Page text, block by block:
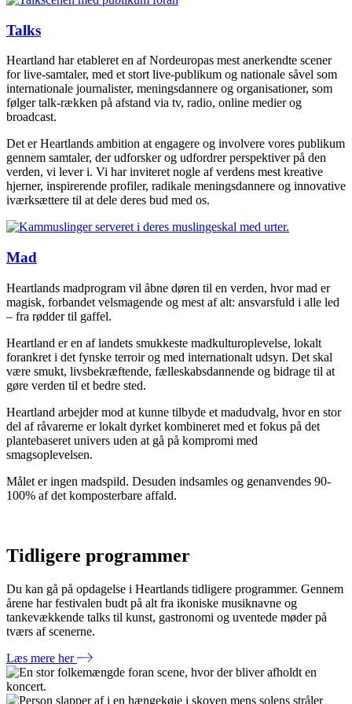
Talks
Heartland har etableret en af Nordeuropas mest anerkendte scener
for live-samtaler, med et stort live-publikum og nationale såvel som
internationale journalister, meningsdannere og organisationer, som
følger talk-rækken på afstand via tv, radio, online medier og
broadcast.
Det er Heartlands ambition at engagere og involvere vores publikum
gennem samtaler, der udforsker og udfordrer perspektiver på den
verden, vi lever i. Vi har inviteret nogle af verdens mest kreative
hjerner, inspirerende profiler, radikale meningsdannere og innovative
iværksættere til at dele deres bud med os.
Mad
Heartlands madprogram vil åbne døren til en verden, hvor mad er
magisk, forbandet velsmagende og mest af alt: ansvarsfuld i alle led
– fra rødder til gaffel.
Heartland er en af landets smukkeste madkulturoplevelse, lokalt
forankret i det fynske terroir og med internationalt udsyn. Det skal
være smukt, livsbekræftende, fælleskabsdannende og bidrage til at
gøre verden til et bedre sted.
Heartland arbejder mod at kunne tilbyde et madudvalg, hvor en stor
del af råvarerne er lokalt dyrket kombineret med et fokus på det
plantebaseret univers uden at gå på kompromi med
smagsoplevelsen.
Målet er ingen madspild. Desuden indsamles og genanvendes 90-
100% af det komposterbare affald.
Tidligere programmer
Du kan gå på opdagelse i Heartlands tidligere programmer. Gennem
årene har festivalen budt på alt fra ikoniske musiknavne og
tankevækkende talks til kunst, gastronomi og uventede møder på
tværs af scenerne.
Læs mere her